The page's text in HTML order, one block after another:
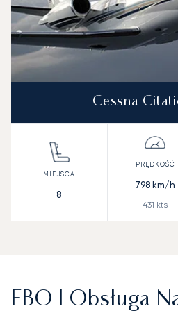
Cessna
8
798 km/h
431 kts
FBO I Obsługa